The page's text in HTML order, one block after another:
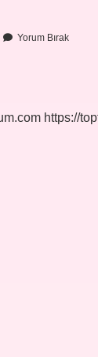
Yorum Bırak
https://